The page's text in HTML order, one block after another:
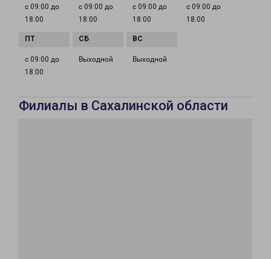
с 09:00 до
18:00
с 09:00 до
18:00
с 09:00 до
18:00
с 09:00 до
18:00
с 09:00 до
18:00
Выходной Выходной
Филиалы в Сахалинской области